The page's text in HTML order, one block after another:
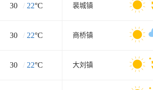
30 / 22°C 裴城镇
30 / 22°C 商桥镇
30 / 22°C 大刘镇